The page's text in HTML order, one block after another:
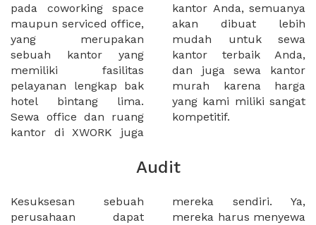
pada coworking space
maupun serviced office,
yang merupakan
sebuah kantor yang
memiliki fasilitas
pelayanan lengkap bak
hotel bintang lima.
Sewa office dan ruang
kantor di XWORK juga
kantor Anda, semuanya
akan dibuat lebih
mudah untuk sewa
kantor terbaik Anda,
dan juga sewa kantor
murah karena harga
yang kami miliki sangat
kompetitif.
Audit
Kesuksesan sebuah
perusahaan dapat
mereka sendiri. Ya,
mereka harus menyewa